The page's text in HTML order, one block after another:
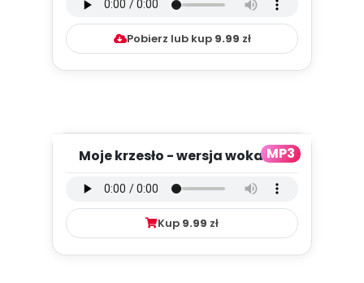
Pobierz lub kup 9.99 zł
MP3
Moje krzesło - wersja wokalna
Kup 9.99 zł